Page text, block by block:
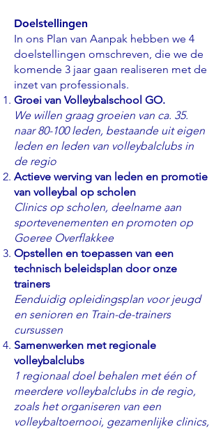
Doelstellingen
In ons Plan van Aanpak hebben we 4
doelstellingen omschreven, die we de
komende 3 jaar gaan realiseren met de
inzet van professionals.
Groei van Volleybalschool GO.
We willen graag groeien van ca. 35.
naar 80-100 leden, bestaande uit eigen
leden en leden van volleybalclubs in
de regio
Actieve werving van leden en promotie
van volleybal op scholen
Clinics op scholen, deelname aan
sportevenementen en promoten op
Goeree Overflakkee
Opstellen en toepassen van een
technisch beleidsplan door onze
trainers
Eenduidig opleidingsplan voor jeugd
en senioren en Train-de-trainers
cursussen
Samenwerken met regionale
volleybalclubs
1 regionaal doel behalen met één of
meerdere volleybalclubs in de regio,
zoals het organiseren van een
volleybaltoernooi, gezamenlijke clinics,